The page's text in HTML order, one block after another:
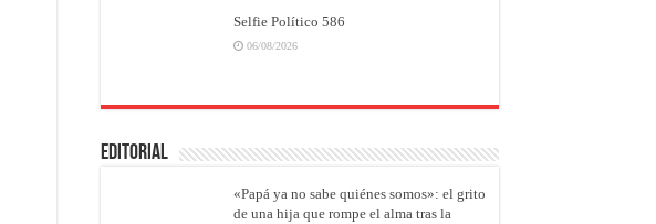
Selfie Político 586
06/08/2026
EDITORIAL
«Papá ya no sabe quiénes somos»: el grito
de una hija que rompe el alma tras la